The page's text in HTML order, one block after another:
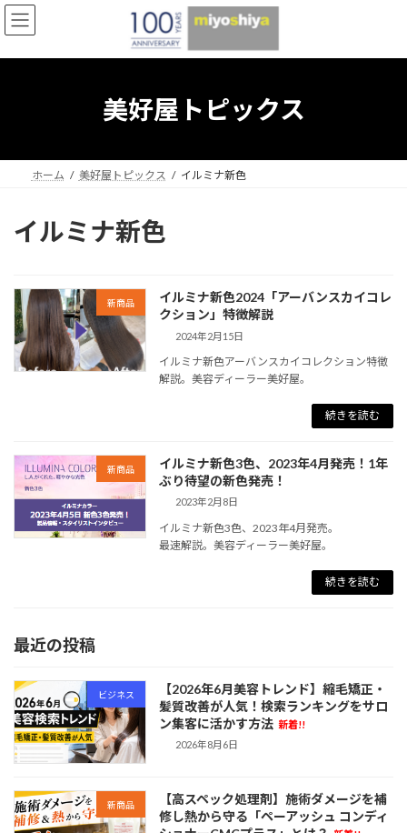
コ
ン
ン
ナ
ビ
ー
美好屋トピックス
ホーム 美好屋トピックス イルミナ新色
イルミナ新色
新商品
イルミナ新色2024「アーバンスカイコレ
クション」特徴解説
2024年2月15日
イルミナ新色アーバンスカイコレクション特徴
解説。美容ディーラー美好屋。
続きを読む
新商品
イルミナ新色3色、2023年4月発売！1年
ぶり待望の新色発売！
2023年2月8日
イルミナ新色3色、2023年4月発売。
最速解説。美容ディーラー美好屋。
続きを読む
最近の投稿
ビジネス
【2026年6月美容トレンド】縮毛矯正・
髪質改善が人気！検索ランキングをサロ
ン集客に活かす方法 新着!!
2026年8月6日
新商品
【高スペック処理剤】施術ダメージを補
修し熱から守る「ペーアッシュ コンディ